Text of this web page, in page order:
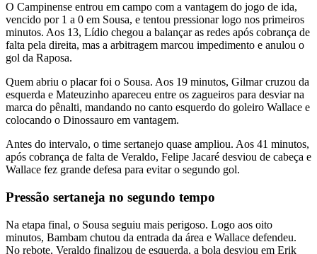
O Campinense entrou em campo com a vantagem do jogo de ida,
vencido por 1 a 0 em Sousa, e tentou pressionar logo nos primeiros
minutos. Aos 13, Lídio chegou a balançar as redes após cobrança de
falta pela direita, mas a arbitragem marcou impedimento e anulou o
gol da Raposa.
Quem abriu o placar foi o Sousa. Aos 19 minutos, Gilmar cruzou da
esquerda e Mateuzinho apareceu entre os zagueiros para desviar na
marca do pênalti, mandando no canto esquerdo do goleiro Wallace e
colocando o Dinossauro em vantagem.
Antes do intervalo, o time sertanejo quase ampliou. Aos 41 minutos,
após cobrança de falta de Veraldo, Felipe Jacaré desviou de cabeça e
Wallace fez grande defesa para evitar o segundo gol.
Pressão sertaneja no segundo tempo
Na etapa final, o Sousa seguiu mais perigoso. Logo aos oito
minutos, Bambam chutou da entrada da área e Wallace defendeu.
No rebote, Veraldo finalizou de esquerda, a bola desviou em Erik